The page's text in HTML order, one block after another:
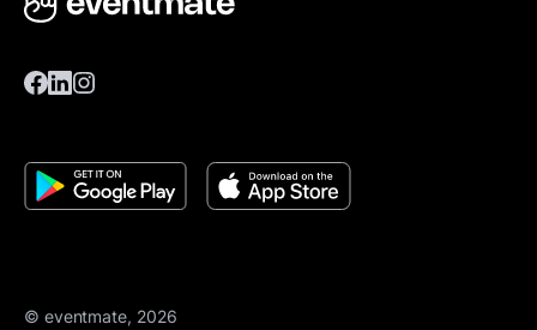
© eventmate, 2026